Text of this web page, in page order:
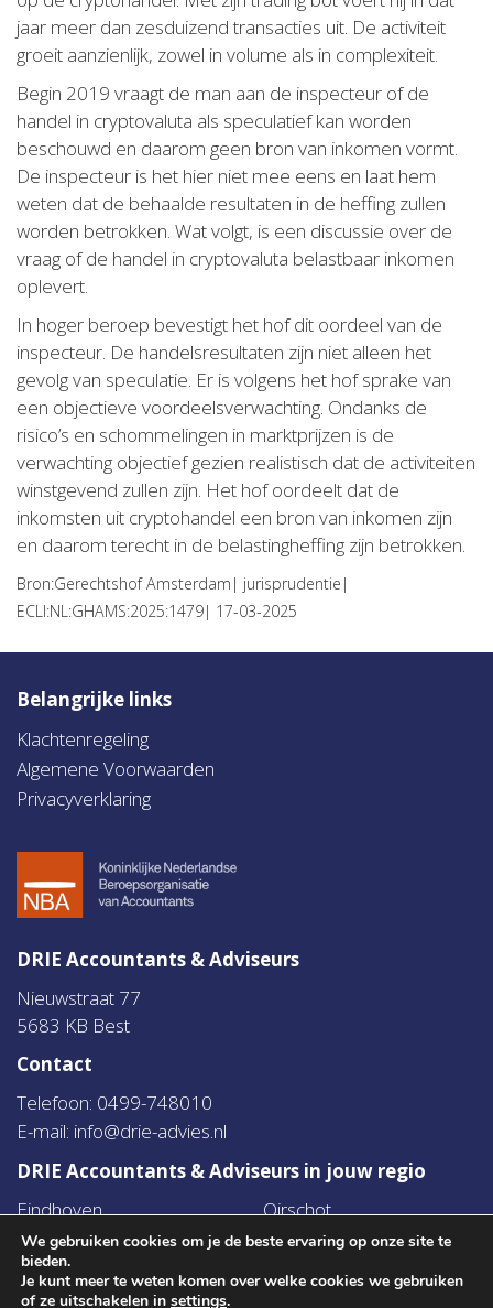
jaar meer dan zesduizend transacties uit. De activiteit
groeit aanzienlijk, zowel in volume als in complexiteit.
Begin 2019 vraagt de man aan de inspecteur of de
handel in cryptovaluta als speculatief kan worden
beschouwd en daarom geen bron van inkomen vormt.
De inspecteur is het hier niet mee eens en laat hem
weten dat de behaalde resultaten in de heffing zullen
worden betrokken. Wat volgt, is een discussie over de
vraag of de handel in cryptovaluta belastbaar inkomen
oplevert.
In hoger beroep bevestigt het hof dit oordeel van de
inspecteur. De handelsresultaten zijn niet alleen het
gevolg van speculatie. Er is volgens het hof sprake van
een objectieve voordeelsverwachting. Ondanks de
risico’s en schommelingen in marktprijzen is de
verwachting objectief gezien realistisch dat de activiteiten
winstgevend zullen zijn. Het hof oordeelt dat de
inkomsten uit cryptohandel een bron van inkomen zijn
en daarom terecht in de belastingheffing zijn betrokken.
Bron:Gerechtshof Amsterdam| jurisprudentie|
ECLI:NL:GHAMS:2025:1479| 17-03-2025
Belangrijke links
Klachtenregeling
Algemene Voorwaarden
Privacyverklaring
DRIE Accountants & Adviseurs
Nieuwstraat 77
5683 KB Best
Contact
Telefoon: 0499-748010
E-mail: info@drie-advies.nl
DRIE Accountants & Adviseurs in jouw regio
Eindhoven
Best
Son
Sint-Oedenrode
Oirschot
Oosterwijk
Boxtel
We gebruiken cookies om je de beste ervaring op onze site te
bieden.
Je kunt meer te weten komen over welke cookies we gebruiken
of ze uitschakelen in settings.